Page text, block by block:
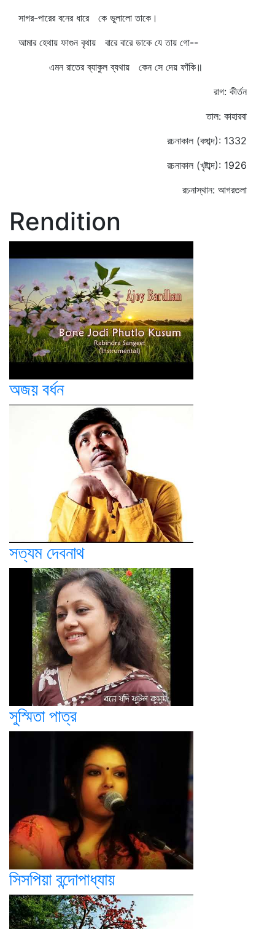
সাগর-পারের বনের ধারে কে ভুলালো তাকে।
আমার হেথায় ফাগুন বৃথায় বারে বারে ডাকে যে তায় গো--
এমন রাতের ব্যাকুল ব্যথায় কেন সে দেয় ফাঁকি॥
রাগ: কীর্তন
তাল: কাহারবা
রচনাকাল (বঙ্গাব্দ): 1332
রচনাকাল (খৃষ্টাব্দ): 1926
রচনাস্থান: আগরতলা
Rendition
অজয় বর্ধন
সত্যম দেবনাথ
সুস্মিতা পাত্র
সিসপিয়া বন্দোপাধ্যায়